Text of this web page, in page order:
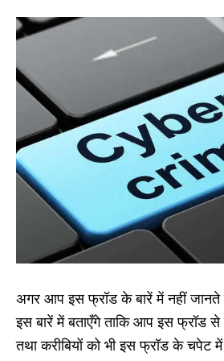
अगर आप इस फ्रॉड के बारें में नहीं
इस बारें में बताएँगे ताकि आप इस फ्रॉड से
तथा करीबियों को भी इस फ्रॉड के चपेट